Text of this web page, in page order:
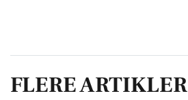
FLERE ARTIKLER